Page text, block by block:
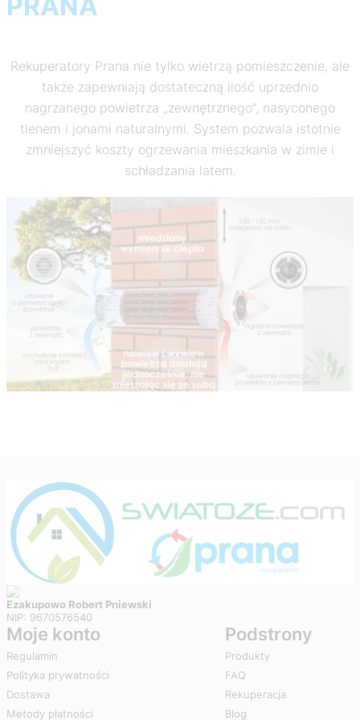
Rekuperatory Prana nie tylko wietrzą pomieszczenie, ale
także zapewniają dostateczną ilość uprzednio
nagrzanego powietrza „zewnętrznego”, nasyconego
tlenem i jonami naturalnymi. System pozwala istotnie
zmniejszyć koszty ogrzewania mieszkania w zimie i
schładzania latem.
Ezakupowo Robert Pniewski
NIP: 9670576540
Moje konto
Regulamin
Polityka prywatności
Dostawa
Metody płatności
Podstrony
Produkty
FAQ
Rekuperacja
Blog